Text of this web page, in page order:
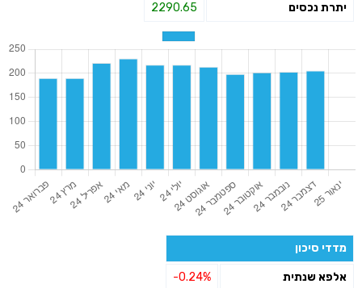
יתרת נכסים 2290.65
מדדי סיכון
אלפא שנתית -0.24%